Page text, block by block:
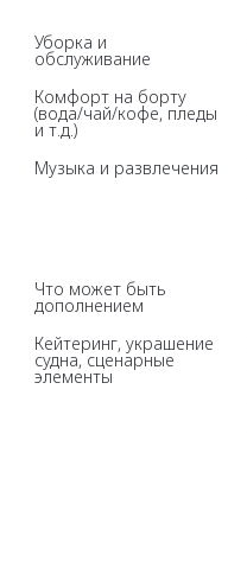
Уборка и
обслуживание
Комфорт на борту
(вода/чай/кофе, пледы
и т.д.)
Музыка и развлечения
Что может быть
дополнением
Кейтеринг, украшение
судна, сценарные
элементы